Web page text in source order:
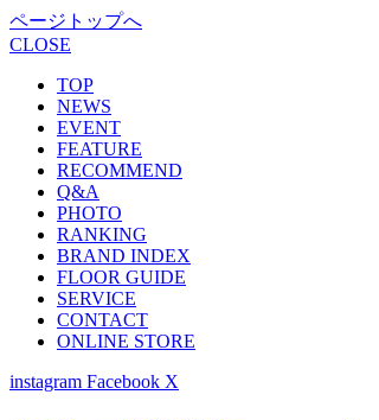
ページトップへ
CLOSE
TOP
NEWS
EVENT
FEATURE
RECOMMEND
Q&A
PHOTO
RANKING
BRAND INDEX
FLOOR GUIDE
SERVICE
CONTACT
ONLINE STORE
instagram Facebook X